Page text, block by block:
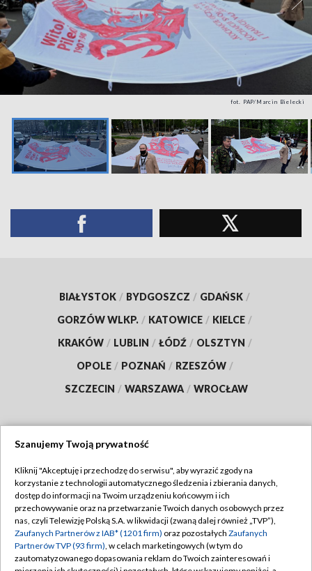
fot. PAP/Marcin Bielecki
BIAŁYSTOK / BYDGOSZCZ / GDAŃSK /
GORZÓW WLKP. / KATOWICE / KIELCE /
KRAKÓW / LUBLIN / ŁÓDŹ / OLSZTYN /
OPOLE / POZNAŃ / RZESZÓW /
SZCZECIN / WARSZAWA / WROCŁAW
TVP
Abonament TVP
Emisja w TVP
Centrum informacji TVP
Regulamin TVP
Polityka prywatności
Moje zgody
Szanujemy Twoją prywatność
Kliknij "Akceptuję i przechodzę do serwisu", aby wyrazić zgody na
korzystanie z technologii automatycznego śledzenia i zbierania danych,
dostęp do informacji na Twoim urządzeniu końcowym i ich
przechowywanie oraz na przetwarzanie Twoich danych osobowych przez
nas, czyli Telewizję Polską S.A. w likwidacji (zwaną dalej również „TVP”),
Zaufanych Partnerów z IAB* (1201 firm) oraz pozostałych Zaufanych
Partnerów TVP (93 firm), w celach marketingowych (w tym do
zautomatyzowanego dopasowania reklam do Twoich zainteresowań i